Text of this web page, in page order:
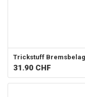
Trickstuff
31.90 CHF